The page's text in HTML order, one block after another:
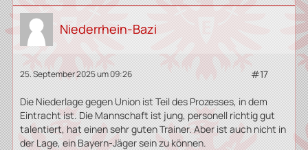
Niederrhein-Bazi
25. September 2025 um 09:26 #17
Die Niederlage gegen Union ist Teil des Prozesses, in dem
Eintracht ist. Die Mannschaft ist jung, personell richtig gut
talentiert, hat einen sehr guten Trainer. Aber ist auch nicht in
der Lage, ein Bayern-Jäger sein zu können.